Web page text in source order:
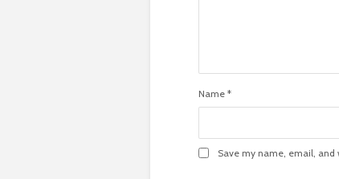
Name *
Save my name, email, and